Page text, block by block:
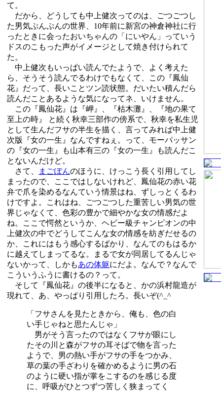
て。
だから、どうしても中上健次ってのは、ごつごつし
た男気ぷんぷんの世界、10年前に新宮の神倉神社に行
ったときに会ったおいちゃんの「にいやん」っていう
ドスのこもった声がイメージとして焼き付けられて
た。
中上健次もいっぱい読んでたようで、よく考えた
ら、そうそう読んでるわけでもなくて、この『鳳仙
花』だって、長いことツン読状態。だいたい積んだら
読んだことあるような気になってネ、いけません。
この『鳳仙花』は『岬』、『枯木灘』、『地の果て
至上の時』 と続く秋幸三部作の傍系で、秋幸を私生児
として生んだフサの半生を描く、言ってみれば中上健
次版『女の一生』なんですねぇ。って、モーパッサン
の『女の一生』も山本有三の『女の一生』も読んだこ
とないんだけど。
さて、
まごぽんのほうに、けっこう長く引用してし
まったので、ここではしないけれど、鳳仙花の赤い花
弁で爪を染めるなんていう情景はね、ずしっとくるわ
けですよ。これはね、ごつごつした重苦しい男気の世
界じゃなくて、色彩の豊かで細やかな女の情感だよ
ね。ここで愕然というか、ヘビー級チャンピオンの中
上健次の中でどうしてこんな女の情感を紡ぎだせるの
か、これにはもう感心するばかり、なんてのもはるか
に越えてしまってるな。まるで女が同居してるんじゃ
ないかって、しかもあの体躯にだよ。なんで？なんで
こういうふうに書けるの？って。
そして『鳳仙花』の後半になると、かの浜村龍造が
現れて、あ、やっぱり引用したろ。長いぞ(^_^ゞ
「フサさんを見たときから、俺も、色の白
い手じゃねと思たんじゃ」
男がそう言ったのではなくフサが眼にし
たその川と森がフサの耳そばで物を言った
ようで、男の熱い手がフサの手をつかみ、
草の葉の手ざわりを確かめるように男の石
のように硬い指が掌をこするのを感じる度
に、呼吸がひとつずつ苦しく狭まってく